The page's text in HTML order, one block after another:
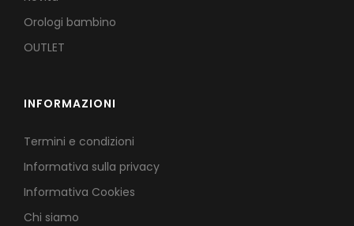
Orologi bambino
OUTLET
INFORMAZIONI
Termini e condizioni
Informativa sulla privacy
Informativa Cookies
Chi siamo